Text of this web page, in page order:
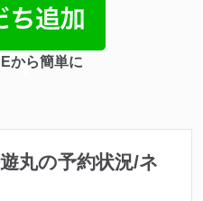
から簡単に
丸の予約状況/ネ